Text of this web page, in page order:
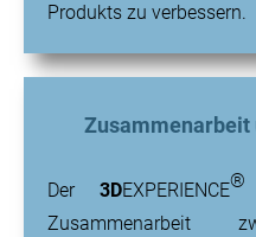
Produkts zu verbessern.
Zusammenarbeit
Der 3DEXPERIENCE®
Zusammenarbeit